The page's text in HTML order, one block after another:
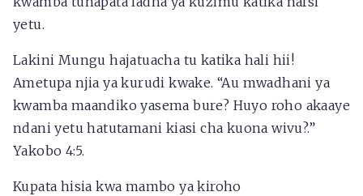
yetu.
Lakini Mungu hajatuacha tu katika hali hii!
Ametupa njia ya kurudi kwake. “Au mwadhani ya
kwamba maandiko yasema bure? Huyo roho akaaye
ndani yetu hatutamani kiasi cha kuona wivu?.”
Yakobo 4:5.
Kupata hisia kwa mambo ya kiroho